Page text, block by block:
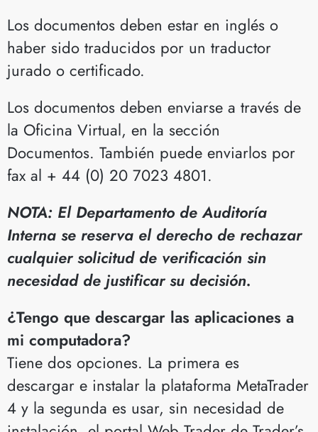
Los documentos deben estar en inglés o
haber sido traducidos por un traductor
jurado o certificado.
Los documentos deben enviarse a través de
la Oficina Virtual, en la sección
Documentos. También puede enviarlos por
fax al + 44 (0) 20 7023 4801.
NOTA: El Departamento de Auditoría
Interna se reserva el derecho de rechazar
cualquier solicitud de verificación sin
necesidad de justificar su decisión.
¿Tengo que descargar las aplicaciones a
mi computadora?
Tiene dos opciones. La primera es
descargar e instalar la plataforma MetaTrader
4 y la segunda es usar, sin necesidad de